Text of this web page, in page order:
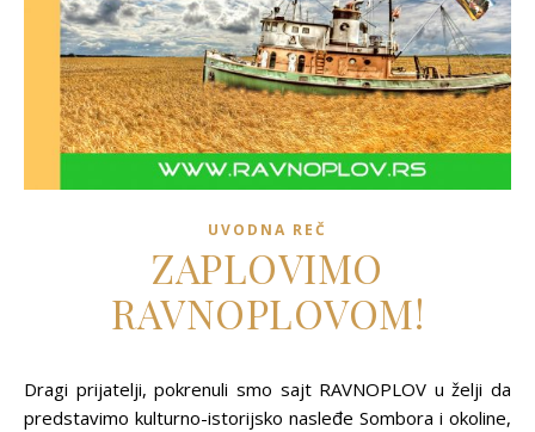
UVODNA REČ
ZAPLOVIMO
RAVNOPLOVOM!
Dragi prijatelji, pokrenuli smo sajt RAVNOPLOV u želji da
predstavimo kulturno-istorijsko nasleđe Sombora i okoline,